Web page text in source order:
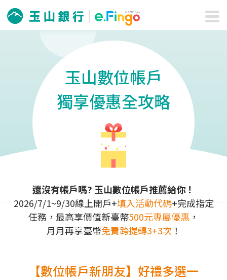
玉山數位帳戶
獨享優惠全攻略
還沒有帳戶嗎? 玉山數位帳戶推薦給你！
2026/7/1~9/30線上開戶+填入活動代碼+完成指定
任務，最高享價值新臺幣500元專屬優惠 ，
月月再享臺幣免費跨提轉3+3次 ！
【數位帳戶新朋友】好禮多選一